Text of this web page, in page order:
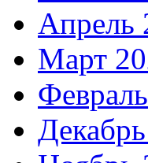
Апрель
Март